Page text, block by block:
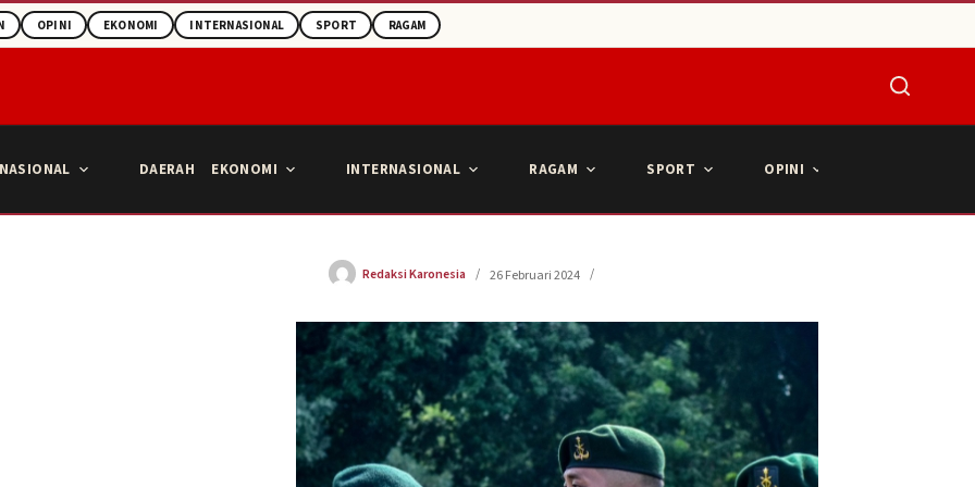
OPINI EKONOMI INTERNASIONAL SPORT RAGAM
NASIONAL DAERAH EKONOMI INTERNASIONAL RAGAM SPORT OPINI
Redaksi Karonesia 26 Februari 2024